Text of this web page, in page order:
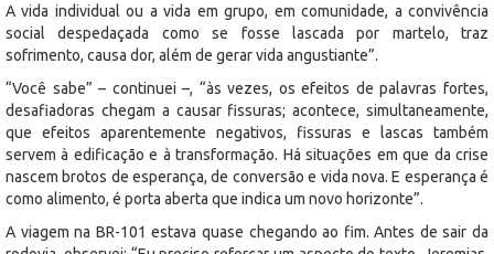
A vida individual ou a vida em grupo, em comunidade, a convivência
social despedaçada como se fosse lascada por martelo, traz
sofrimento, causa dor, além de gerar vida angustiante”.
“Você sabe” – continuei –, “às vezes, os efeitos de palavras fortes,
desafiadoras chegam a causar fissuras; acontece, simultaneamente,
que efeitos aparentemente negativos, fissuras e lascas também
servem à edificação e à transformação. Há situações em que da crise
nascem brotos de esperança, de conversão e vida nova. E esperança é
como alimento, é porta aberta que indica um novo horizonte”.
A viagem na BR-101 estava quase chegando ao fim. Antes de sair da